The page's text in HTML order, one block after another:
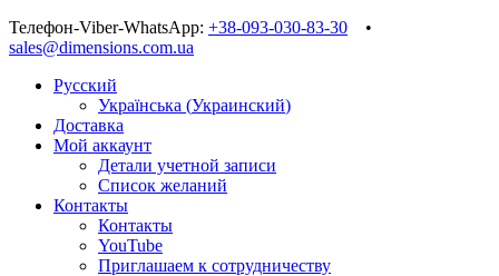
Телефон-Viber-WhatsApp: +38-093-030-83-30 •
sales@dimensions.com.ua
Русский
Українська (Украинский)
Доставка
Мой аккаунт
Детали учетной записи
Список желаний
Контакты
Контакты
YouTube
Приглашаем к сотрудничеству